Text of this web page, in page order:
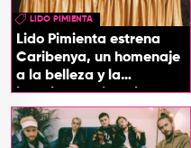
LIDO PIMIENTA
Lido Pimienta estrena
Caribenya, un homenaje
a la belleza y la
identidad del Caribe